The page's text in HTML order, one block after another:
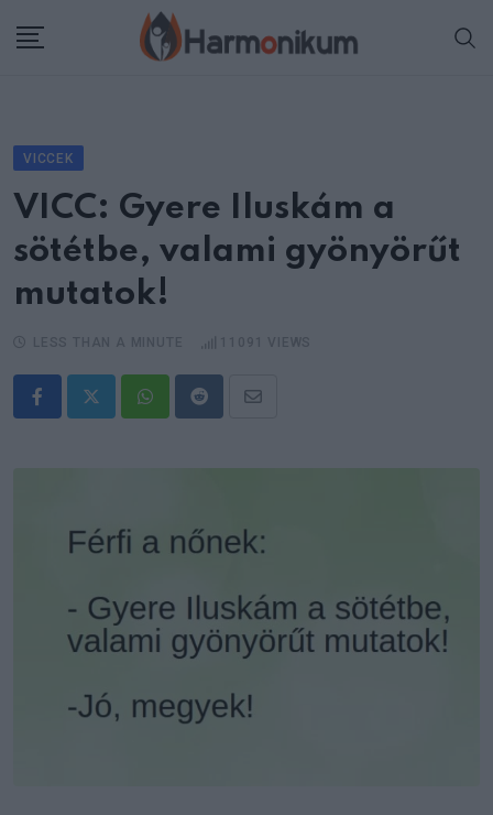
VICCEK
VICC: Gyere Iluskám a
sötétbe, valami gyönyörűt
mutatok!
WhatsappRedditShare
Email